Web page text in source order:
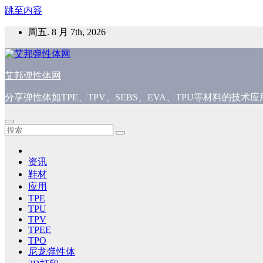
跳至内容
周五. 8 月 7th, 2026
艾邦弹性体网
分享弹性体如TPE、TPV、SEBS、EVA、TPU等材料的技术
资讯
鞋材
应用
TPE
TPU
TPV
TPEE
TPO
尼龙弹性体